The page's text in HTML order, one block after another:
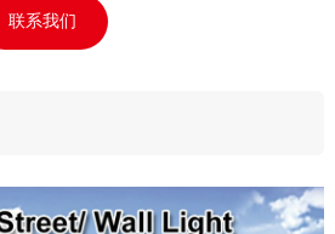
联系我们